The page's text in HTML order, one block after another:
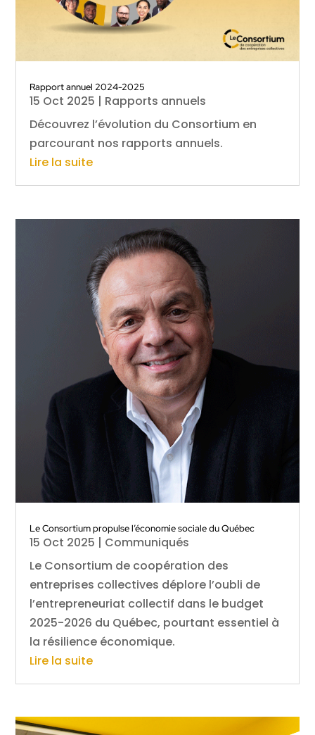
Rapport annuel 2024-2025
15 Oct 2025 | Rapports annuels
Découvrez l’évolution du Consortium en
parcourant nos rapports annuels.
Lire la suite
Le Consortium propulse l’économie sociale du Québec
15 Oct 2025 | Communiqués
Le Consortium de coopération des
entreprises collectives déplore l’oubli de
l’entrepreneuriat collectif dans le budget
2025-2026 du Québec, pourtant essentiel à
la résilience économique.
Lire la suite